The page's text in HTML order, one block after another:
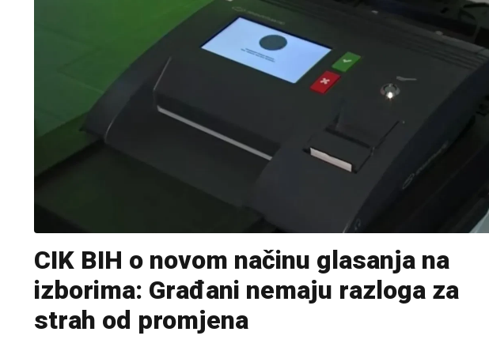
CIK BIH o novom načinu glasanja na
izborima: Građani nemaju razloga za
strah od promjena